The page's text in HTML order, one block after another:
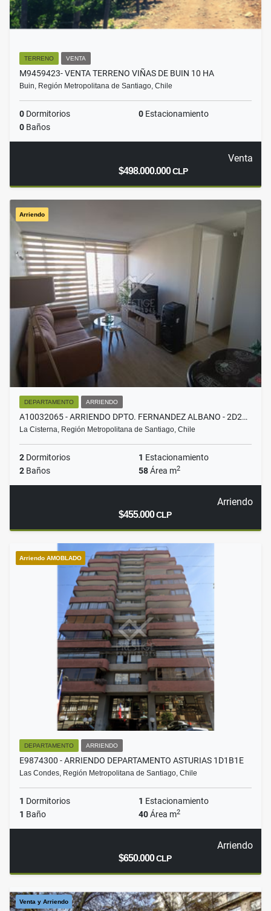
TERRENO VENTA
M9459423- VENTA TERRENO VIÑAS DE BUIN 10 HA
Buin, Región Metropolitana de Santiago, Chile
0 Dormitorios 0 Estacionamiento
0 Baños
Venta
$498.000.000CLP
Arriendo
DEPARTAMENTO ARRIENDO
A10032065 - ARRIENDO DPTO. FERNANDEZ ALBANO - 2D2…
La Cisterna, Región Metropolitana de Santiago, Chile
2 Dormitorios 1 Estacionamiento
2 Baños 58Área m2
Arriendo
$455.000CLP
Arriendo AMOBLADO
DEPARTAMENTO ARRIENDO
E9874300 - ARRIENDO DEPARTAMENTO ASTURIAS 1D1B1E
Las Condes, Región Metropolitana de Santiago, Chile
1 Dormitorios 1 Estacionamiento
1 Baño 40Área m2
Arriendo
$650.000CLP
Venta y Arriendo